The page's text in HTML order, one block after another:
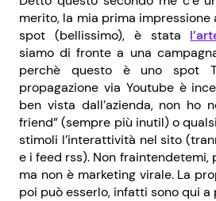
merito, la mia prima
spot (bellissimo), è stata
siamo di fronte a una
perchè questo è uno spot
propagazione via Youtube è
ben vista dall’azienda, non ho
friend” (sempre più inutil) o
stimoli l’interattività nel sito
e i feed rss). Non fraintendetemi,
ma non è marketing virale. La
poi può esserlo, infatti sono qui a